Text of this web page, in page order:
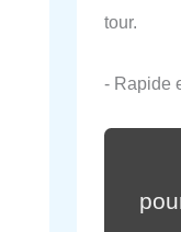
tour.
- Rapide